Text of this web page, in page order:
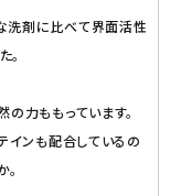
洗剤に比べて界面活性
。
力ももっています。
ンも配合しているの